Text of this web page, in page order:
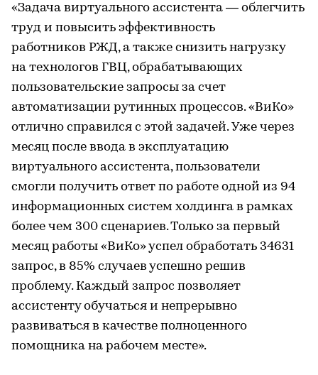
«Задача виртуального ассистента — облегчить
труд и повысить эффективность
работников РЖД, а также снизить нагрузку
на технологов ГВЦ, обрабатывающих
пользовательские запросы за счет
автоматизации рутинных процессов. «ВиКо»
отлично справился с этой задачей. Уже через
месяц после ввода в эксплуатацию
виртуального ассистента, пользователи
смогли получить ответ по работе одной из 94
информационных систем холдинга в рамках
более чем 300 сценариев. Только за первый
месяц работы «ВиКо» успел обработать 34631
запрос, в 85% случаев успешно решив
проблему. Каждый запрос позволяет
ассистенту обучаться и непрерывно
развиваться в качестве полноценного
помощника на рабочем месте».